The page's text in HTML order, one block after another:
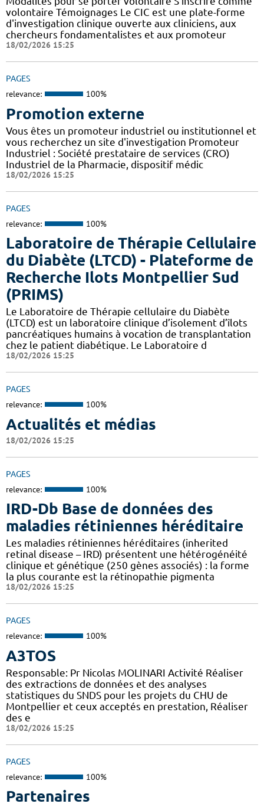
volontaire Témoignages Le CIC est une plate-forme
d'investigation clinique ouverte aux cliniciens, aux
chercheurs fondamentalistes et aux promoteur
18/02/2026 15:25
PAGES
relevance: 100%
Promotion externe
Vous êtes un promoteur industriel ou institutionnel et
vous recherchez un site d'investigation Promoteur
Industriel : Société prestataire de services (CRO)
Industriel de la Pharmacie, dispositif médic
18/02/2026 15:25
PAGES
relevance: 100%
Laboratoire de Thérapie Cellulaire
du Diabète (LTCD) - Plateforme de
Recherche Ilots Montpellier Sud
(PRIMS)
Le Laboratoire de Thérapie cellulaire du Diabète
(LTCD) est un laboratoire clinique d’isolement d’îlots
pancréatiques humains à vocation de transplantation
chez le patient diabétique. Le Laboratoire d
18/02/2026 15:25
PAGES
relevance: 100%
Actualités et médias
18/02/2026 15:25
PAGES
relevance: 100%
IRD-Db Base de données des
maladies rétiniennes héréditaire
Les maladies rétiniennes héréditaires (inherited
retinal disease – IRD) présentent une hétérogénéité
clinique et génétique (250 gènes associés) : la forme
la plus courante est la rétinopathie pigmenta
18/02/2026 15:25
PAGES
relevance: 100%
A3TOS
Responsable: Pr Nicolas MOLINARI Activité Réaliser
des extractions de données et des analyses
statistiques du SNDS pour les projets du CHU de
Montpellier et ceux acceptés en prestation, Réaliser
des e
18/02/2026 15:25
PAGES
relevance: 100%
Partenaires